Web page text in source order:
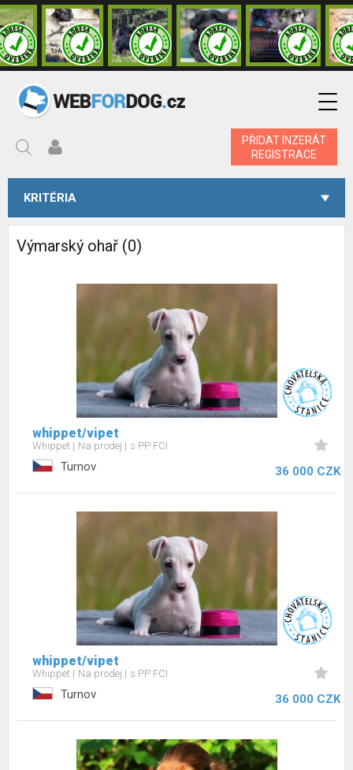
PŘIDAT INZERÁT
REGISTRACE
KRITÉRIA
Výmarský ohař (0)
whippet/vipet
Whippet Na prodej s PP FCI
Turnov 36 000 CZK
whippet/vipet
Whippet Na prodej s PP FCI
Turnov 36 000 CZK